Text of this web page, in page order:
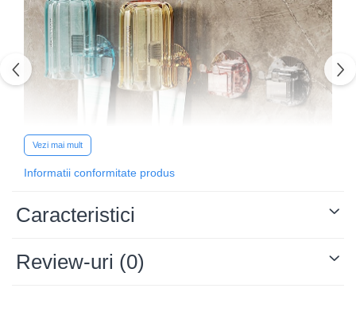
Vezi mai mult
Informatii conformitate produs
Caracteristici
Review-uri (0)